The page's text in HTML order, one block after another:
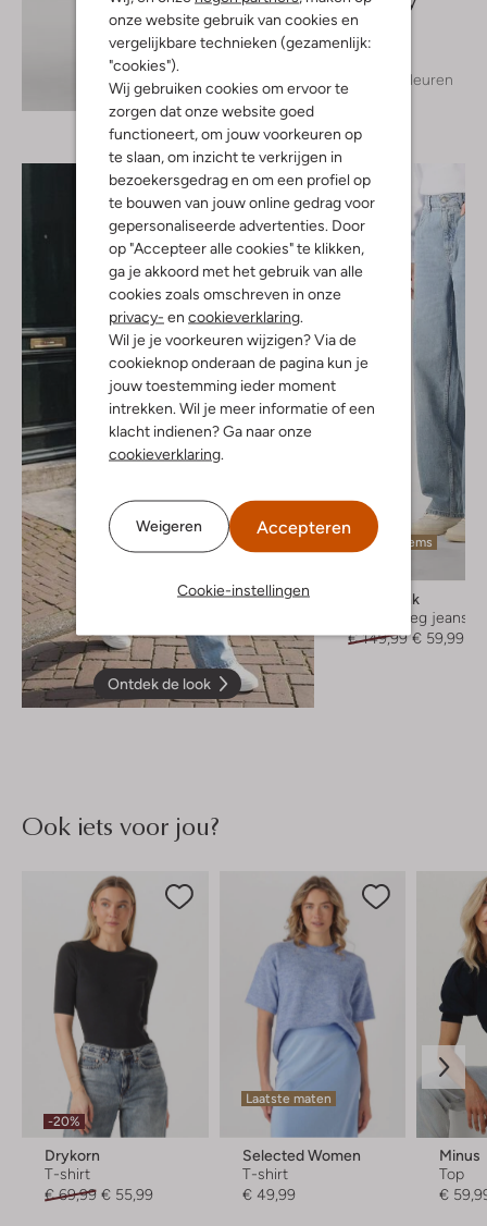
onze website gebruik van cookies en
vergelijkbare technieken (gezamenlijk:
"cookies").
Wij gebruiken cookies om ervoor te
zorgen dat onze website goed
functioneert, om jouw voorkeuren op
te slaan, om inzicht te verkrijgen in
bezoekersgedrag en om een profiel op
te bouwen van jouw online gedrag voor
gepersonaliseerde advertenties. Door
op "Accepteer alle cookies" te klikken,
ga je akkoord met het gebruik van alle
cookies zoals omschreven in onze
privacy- en cookieverklaring
Wil je je voorkeuren wijzigen? Via de
cookieknop onderaan de pagina kun je
jouw toestemming ieder moment
intrekken. Wil je meer informatie of een
klacht indienen? Ga naar onze
cookieverklaring
Weigeren Accepteren
Cookie-instellingen
Ontdek de look
Pantalon
€ 149,99
+ meer kleuren
Ontdek de look
Laatste items
Penn & Ink
Straight leg jeans
€ 149,99 € 59,99
Ook iets voor jou?
-20%
Drykorn
T-shirt
€ 69,99 € 55,99
Laatste maten
Selected Women
T-shirt
€ 49,99
Minus
Top
€